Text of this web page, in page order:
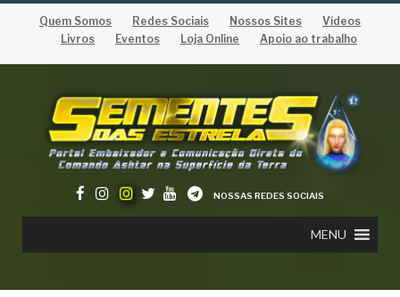
Quem Somos Redes Sociais Nossos Sites
Vídeos
Livros
Eventos Loja Online Apoio ao trabalho
NOSSAS REDES SOCIAIS
MENU